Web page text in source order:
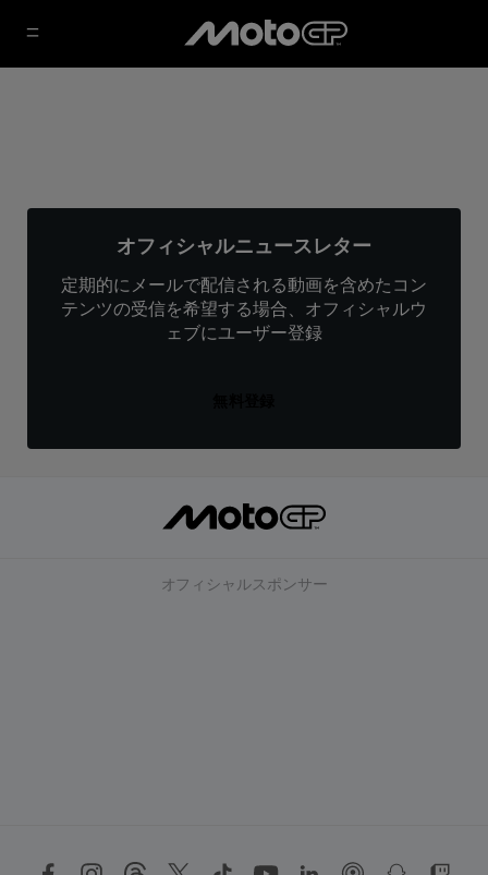
オフィシャルニュースレター
定期的にメールで配信される動画を含めたコン
テンツの受信を希望する場合、オフィシャルウ
ェブにユーザー登録
オフィシャルスポンサー